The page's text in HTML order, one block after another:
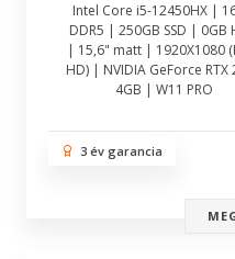
Intel Core i5-12450HX |
DDR5 | 250GB SSD | 0GB
| 15,6" matt | 1920X1080
HD) | NVIDIA GeForce RTX
4GB | W11 PRO
3 év garancia